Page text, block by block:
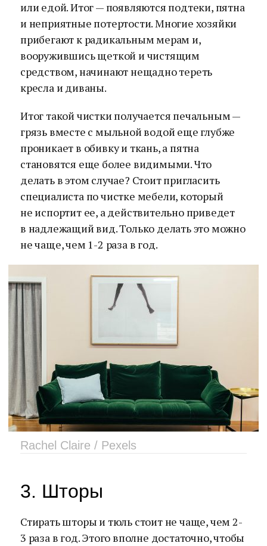
или едой. Итог — появляются подтеки, пятна
и неприятные потертости. Многие хозяйки
прибегают к радикальным мерам и,
вооружившись щеткой и чистящим
средством, начинают нещадно тереть
кресла и диваны.
Итог такой чистки получается печальным —
грязь вместе с мыльной водой еще глубже
проникает в обивку и ткань, а пятна
становятся еще более видимыми. Что
делать в этом случае? Стоит пригласить
специалиста по чистке мебели, который
не испортит ее, а действительно приведет
в надлежащий вид. Только делать это можно
не чаще, чем 1-2 раза в год.
Rachel Claire / Pexels
3. Шторы
Стирать шторы и тюль стоит не чаще, чем 2-
3 раза в год. Этого вполне достаточно, чтобы